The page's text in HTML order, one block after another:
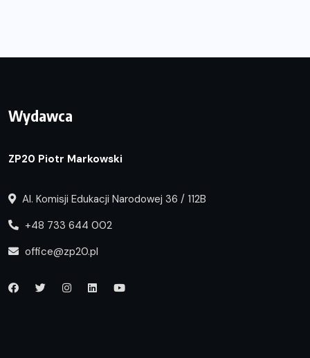
Wydawca
ZP20 Piotr Markowski
Al. Komisji Edukacji Narodowej 36 / 112B
+48 733 644 002
office@zp20.pl